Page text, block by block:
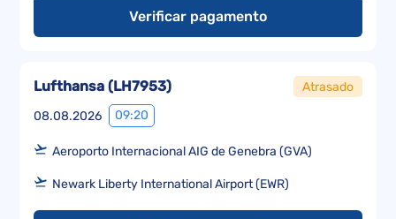
Verificar pagamento
08.08.2026 09:20
Lufthansa (LH7953) Atrasado
Aeroporto Internacional AIG de Genebra (GVA)
Newark Liberty International Airport (EWR)